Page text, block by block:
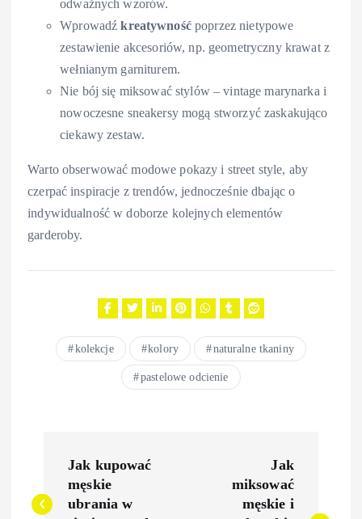
odważnych wzorów.
Wprowadźkreatywnośćpoprzez nietypowe
zestawienie akcesoriów, np. geometryczny krawat z
wełnianym garniturem.
Nie bój się miksować stylów – vintage marynarka i
nowoczesne sneakersy mogą stworzyć zaskakująco
ciekawy zestaw.
Warto obserwować modowe pokazy i street style, aby
czerpać inspiracje z trendów, jednocześnie dbając o
indywidualność w doborze kolejnych elementów
garderoby.
kolekcje kolory naturalne tkaniny
pastelowe odcienie
a
Jak kupować
męskie
ubrania w
Jak
miksować
męskie i